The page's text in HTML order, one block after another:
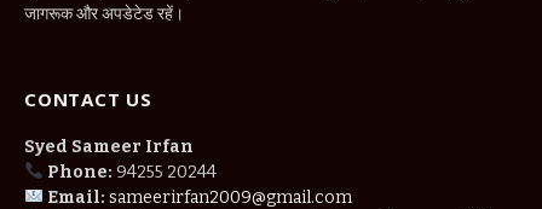
जागरूक और अपडेटेड रहें।
CONTACT US
Syed Sameer Irfan
Phone: 94255 20244
Email: sameerirfan2009@gmail.com